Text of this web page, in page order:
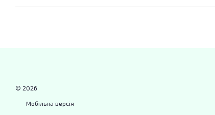
© 2026
Мобільна версія